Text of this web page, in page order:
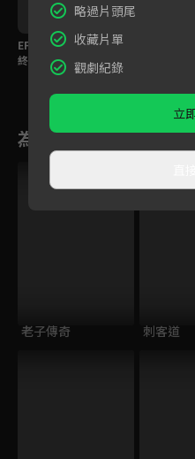
EP37預告：劇情邁向最
終章，命運多舛張仲景
將被處死...
為您推薦
老子傳奇 刺客道
略過片頭尾
收藏片單
觀劇紀錄
立